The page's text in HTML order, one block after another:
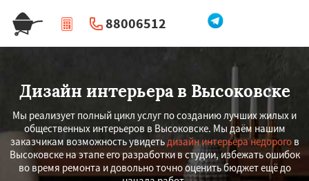
88006512
| Перезвоните мне
Дизайн интерьера в Высоковске
Мы реализует полный цикл услуг по созданию лучших жилых и
общественных интерьеров в Высоковске. Мы даём нашим
заказчикам возможность увидетьдизайн интерьера недорогов
Высоковске на этапе его разработки в студии, избежать ошибок
во время ремонта и довольно точно оценить бюджет ещё до